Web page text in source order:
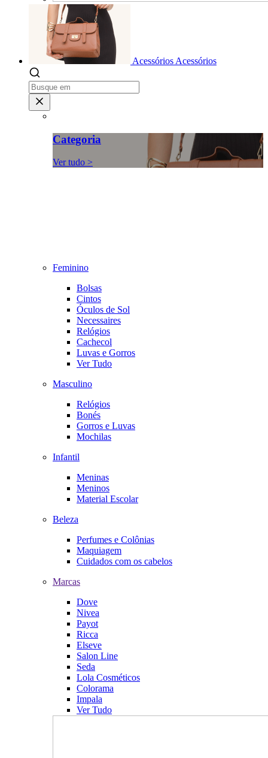
Acessórios Acessórios
Categoria
Ver tudo >
Feminino
Bolsas
Cintos
Óculos de Sol
Necessaires
Relógios
Cachecol
Luvas e Gorros
Ver Tudo
Masculino
Relógios
Bonés
Gorros e Luvas
Mochilas
Infantil
Meninas
Meninos
Material Escolar
Beleza
Perfumes e Colônias
Maquiagem
Cuidados com os cabelos
Marcas
Dove
Nivea
Payot
Ricca
Elseve
Salon Line
Seda
Lola Cosméticos
Colorama
Impala
Ver Tudo